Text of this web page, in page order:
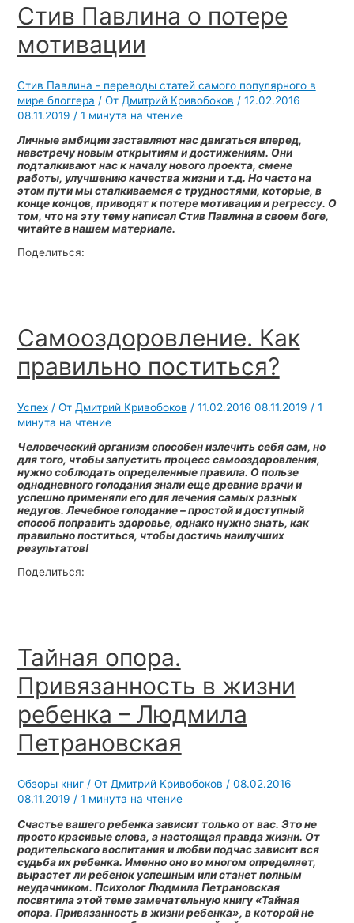
Стив Павлина о потере
мотивации
Стив Павлина - переводы статей самого популярного в
мире блоггера / От Дмитрий Кривобоков / 12.02.2016
08.11.2019 / 1 минута на чтение
Личные амбиции заставляют нас двигаться вперед,
навстречу новым открытиям и достижениям. Они
подталкивают нас к началу нового проекта, смене
работы, улучшению качества жизни и т.д. Но часто на
этом пути мы сталкиваемся с трудностями, которые, в
конце концов, приводят к потере мотивации и регрессу. О
том, что на эту тему написал Стив Павлина в своем боге,
читайте в нашем материале.
Поделиться:
Самооздоровление. Как
правильно поститься?
Успех/ От Дмитрий Кривобоков / 11.02.2016 08.11.2019 / 1
минута на чтение
Человеческий организм способен излечить себя сам, но
для того, чтобы запустить процесс самооздоровления,
нужно соблюдать определенные правила. О пользе
однодневного голодания знали еще древние врачи и
успешно применяли его для лечения самых разных
недугов. Лечебное голодание – простой и доступный
способ поправить здоровье, однако нужно знать, как
правильно поститься, чтобы достичь наилучших
результатов!
Поделиться:
Тайная опора.
Привязанность в жизни
ребенка – Людмила
Петрановская
Обзоры книг/ От Дмитрий Кривобоков / 08.02.2016
08.11.2019 / 1 минута на чтение
Счастье вашего ребенка зависит только от вас. Это не
просто красивые слова, а настоящая правда жизни. От
родительского воспитания и любви подчас зависит вся
судьба их ребенка. Именно оно во многом определяет,
вырастет ли ребенок успешным или станет полным
неудачником. Психолог Людмила Петрановская
посвятила этой теме замечательную книгу «Тайная
опора. Привязанность в жизни ребенка», в которой не